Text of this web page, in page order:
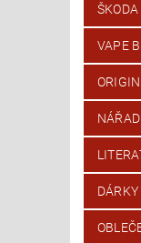
ŠKODA
VAPE
DÁRKY